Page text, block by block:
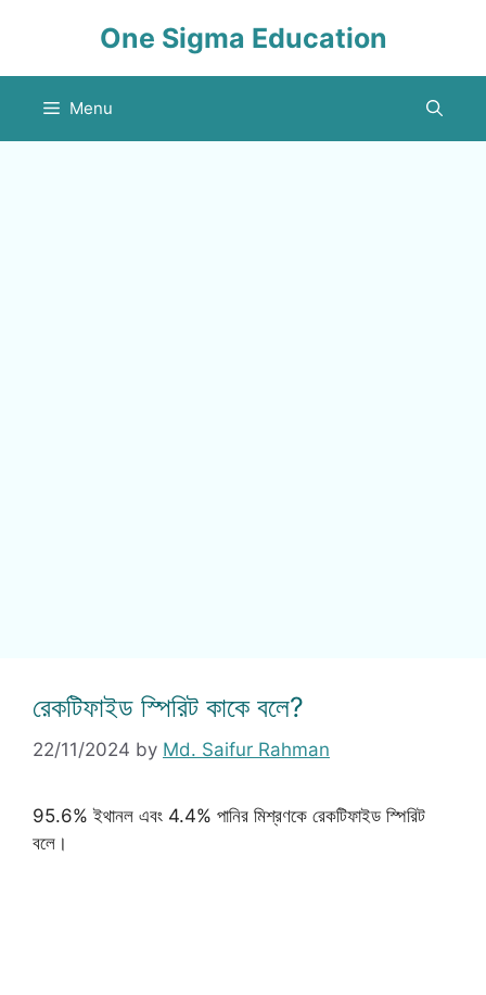
One Sigma Education
Menu
রেকটিফাইড স্পিরিট কাকে বলে?
22/11/2024 by Md. Saifur Rahman
95.6% ইথানল এবং 4.4% পানির মিশ্রণকে রেকটিফাইড স্পিরিট
বলে।